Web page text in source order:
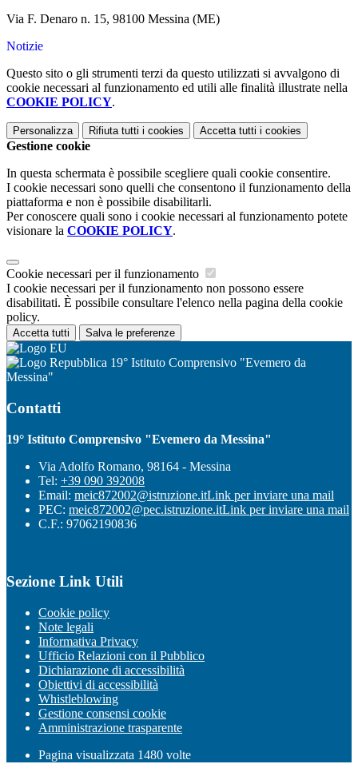
Via F. Denaro n. 15, 98100 Messina (ME)
Notizie
Questo sito o gli strumenti terzi da questo utilizzati si avvalgono di
cookie necessari al funzionamento ed utili alle finalità illustrate nella
COOKIE POLICY.
Personalizza Rifiuta tutti i cookies Accetta tutti i cookies
Gestione cookie
In questa schermata è possibile scegliere quali cookie consentire.
I cookie necessari sono quelli che consentono il funzionamento della
piattaforma e non è possibile disabilitarli.
Per conoscere quali sono i cookie necessari al funzionamento potete
visionare la COOKIE POLICY.
Cookie necessari per il funzionamento
I cookie necessari per il funzionamento non possono essere
disabilitati. È possibile consultare l'elenco nella pagina della cookie
policy.
Accetta tutti Salva le preferenze
19° Istituto Comprensivo "Evemero da
Messina"
Contatti
19° Istituto Comprensivo "Evemero da Messina"
Via Adolfo Romano, 98164 - Messina
Tel: +39 090 392008
Email: meic872002@istruzione.itLink per inviare una mail
PEC: meic872002@pec.istruzione.itLink per inviare una mail
C.F.: 97062190836
Sezione Link Utili
Cookie policy
Note legali
Informativa Privacy
Ufficio Relazioni con il Pubblico
Dichiarazione di accessibilità
Obiettivi di accessibilità
Whistleblowing
Gestione consensi cookie
Amministrazione trasparente
Pagina visualizzata 1480 volte